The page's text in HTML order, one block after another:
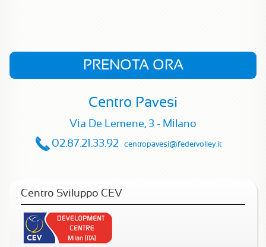
PRENOTA ORA
Centro Pavesi
Via De Lemene, 3 - Milano
02.87.21.33.92
centropavesi@federvolley.it
Centro Sviluppo CEV